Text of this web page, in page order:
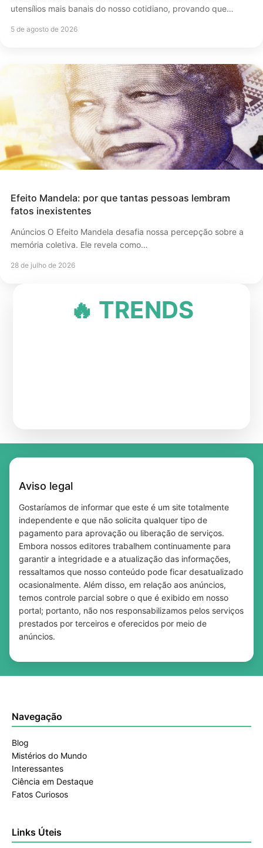
utensílios mais banais do nosso cotidiano, provando que…
5 de agosto de 2026
Efeito Mandela: por que tantas pessoas lembram
fatos inexistentes
Anúncios O Efeito Mandela desafia nossa percepção sobre a
memória coletiva. Ele revela como…
28 de julho de 2026
🔥 TRENDS
Entenda de forma simples
Músicas que falam de paz: 5 sucessos para
sua playlist
Aviso legal
Gostaríamos de informar que este é um site totalmente
independente e que não solicita qualquer tipo de
pagamento para aprovação ou liberação de serviços.
Embora nossos editores trabalhem continuamente para
garantir a integridade e a atualização das informações,
ressaltamos que nosso conteúdo pode ficar desatualizado
ocasionalmente. Além disso, em relação aos anúncios,
temos controle parcial sobre o que é exibido em nosso
portal; portanto, não nos responsabilizamos pelos serviços
prestados por terceiros e oferecidos por meio de
anúncios.
Navegação
Blog
Mistérios do Mundo
Interessantes
Ciência em Destaque
Fatos Curiosos
Links Úteis